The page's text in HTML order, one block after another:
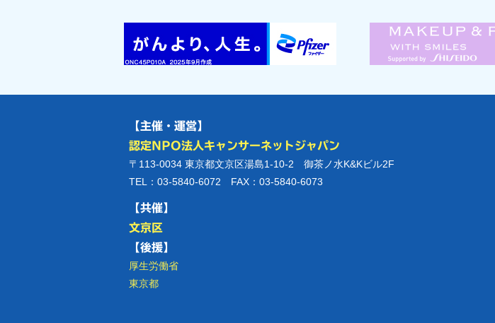
【主催・運営】
認定NPO法人キャンサーネットジャパン
〒113-0034 東京都文京区湯島1-10-2 御茶ノ水K&Kビル2F
TEL：03-5840-6072 FAX：03-5840-6073
【共催】
文京区
【後援】
厚生労働省
東京都